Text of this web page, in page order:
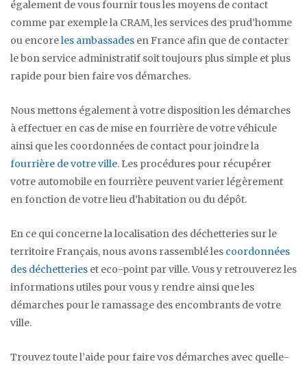
également de vous fournir tous les moyens de contact
comme par exemple la CRAM, les services des prud’homme
ou encoreles ambassades en France afin que de contacter
le bon service administratif soit toujours plus simple et plus
rapide pour bien faire vos démarches.
Nous mettons également à votre disposition les démarches
à effectuer en cas de mise en fourrière de votre véhicule
ainsi que les coordonnées de contact pour joindre la
fourrière de votre ville. Les procédures pour récupérer
votre automobile en fourrière peuvent varier légèrement
en fonction de votre lieu d’habitation ou du dépôt.
En ce qui concerne la localisation des déchetteries sur le
territoire Français, nous avons rassemblé les coordonnées
des déchetteries et eco-point par ville. Vous y retrouverez les
informations utiles pour vous y rendre ainsi que les
démarches pour le ramassage des encombrants de votre
ville.
Trouvez toute l’aide pour faire vos démarches avec quelle-